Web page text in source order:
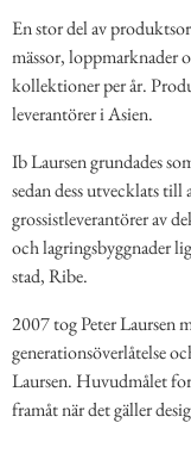
En stor del av
mässor, loppmarknader
kollektioner per år.
leverantörer i Asien.
Ib Laursen grundades
sedan dess utvecklats till
grossistleverantörer av
och lagringsbyggnader
stad, Ribe.
2007 tog Peter Laursen
generationsöverlåtelse
Laursen. Huvudmålet
framåt när det gäller